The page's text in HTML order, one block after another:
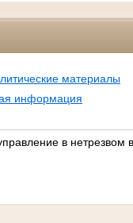
материалы
информация
в нетрезвом